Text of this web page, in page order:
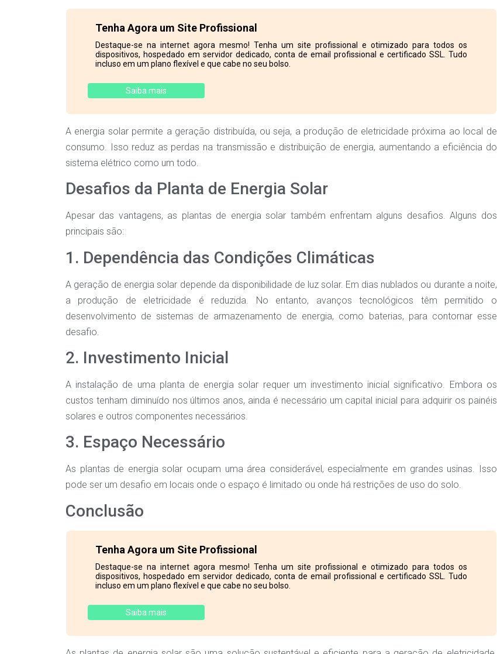
Tenha Agora um Site Profissional
Destaque-se na internet agora mesmo! Tenha um site profissional e otimizado para todos os
dispositivos, hospedado em servidor dedicado, conta de email profissional e certificado SSL. Tudo
incluso em um plano flexível e que cabe no seu bolso.
Saiba mais
A energia solar permite a geração distribuída, ou seja, a produção de eletricidade próxima ao local de
consumo. Isso reduz as perdas na transmissão e distribuição de energia, aumentando a eficiência do
sistema elétrico como um todo.
Desafios da Planta de Energia Solar
Apesar das vantagens, as plantas de energia solar também enfrentam alguns desafios. Alguns dos
principais são:
1. Dependência das Condições Climáticas
A geração de energia solar depende da disponibilidade de luz solar. Em dias nublados ou durante a noite,
a produção de eletricidade é reduzida. No entanto, avanços tecnológicos têm permitido o
desenvolvimento de sistemas de armazenamento de energia, como baterias, para contornar esse
desafio.
2. Investimento Inicial
A instalação de uma planta de energia solar requer um investimento inicial significativo. Embora os
custos tenham diminuído nos últimos anos, ainda é necessário um capital inicial para adquirir os painéis
solares e outros componentes necessários.
3. Espaço Necessário
As plantas de energia solar ocupam uma área considerável, especialmente em grandes usinas. Isso
pode ser um desafio em locais onde o espaço é limitado ou onde há restrições de uso do solo.
Conclusão
Tenha Agora um Site Profissional
Destaque-se na internet agora mesmo! Tenha um site profissional e otimizado para todos os
dispositivos, hospedado em servidor dedicado, conta de email profissional e certificado SSL. Tudo
incluso em um plano flexível e que cabe no seu bolso.
Saiba mais